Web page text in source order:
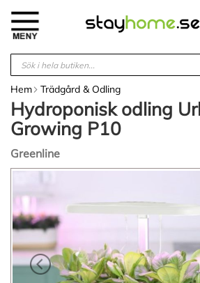
innehållet
Hem Trädgård & Odling
Hydroponisk odling
Growing P10
Greenline
Hoppa
av
bildgalleriet